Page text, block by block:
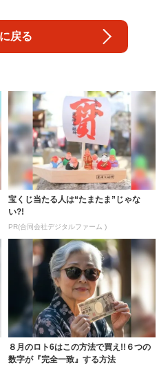
戻る
宝くじ当たる人は“たまたま”じゃな
い?!
PR(合同会社デジタルファーム )
８月のロト6はこの方法で買え!!６つの
数字が『完全一致』する方法